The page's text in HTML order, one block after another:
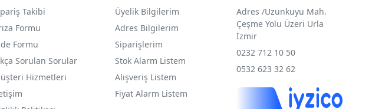
Takibi
Formu
Formu
Sorulan Sorular
Hizmetleri
Üyelik Bilgilerim
Adres Bilgilerim
Siparişlerim
Stok Alarm Listem
Alışveriş Listem
Fiyat Alarm Listem
Adres /Uzunkuyu Mah.
Çeşme Yolu Üzeri Urla
İzmir
0232 712 10 50
0532 623 32 62